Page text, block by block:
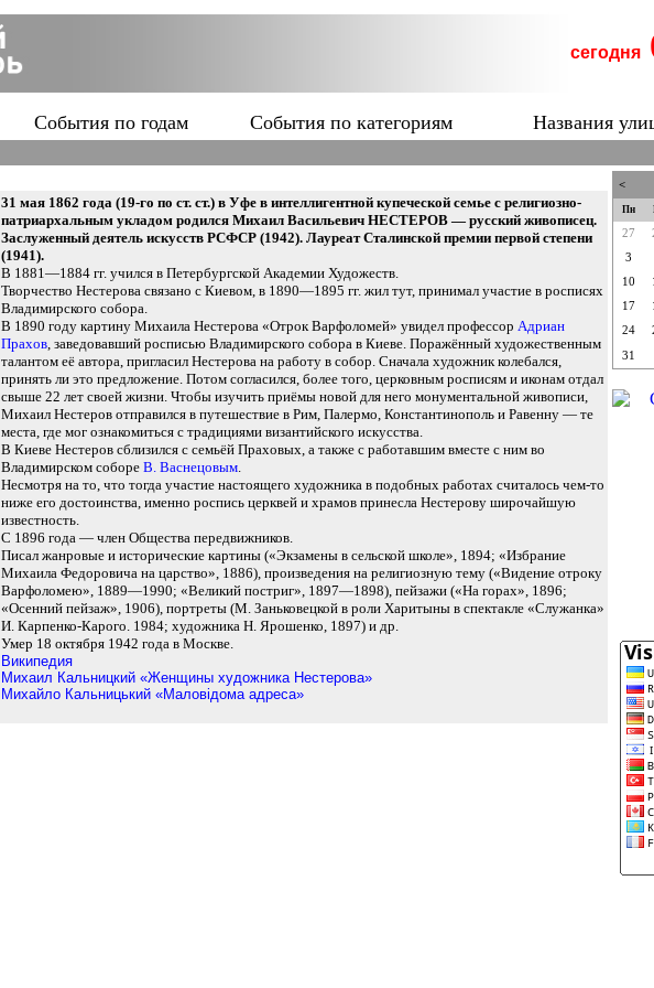
сегодня
События по годам События по категориям Названия
31 мая 1862 года (19-го по ст. ст.) в Уфе в интеллигентной купеческой семье с религиозно-
патриархальным укладом родился Михаил Васильевич НЕСТЕРОВ — русский живописец.
Заслуженный деятель искусств РСФСР (1942). Лауреат Сталинской премии первой степени
(1941).
В 1881—1884 гг. учился в Петербургской Академии Художеств.
Творчество Нестерова связано с Киевом, в 1890—1895 гг. жил тут, принимал участие в росписях
Владимирского собора.
В 1890 году картину Михаила Нестерова «Отрок Варфоломей» увидел профессор Адриан
Прахов, заведовавший росписью Владимирского собора в Киеве. Поражённый художественным
талантом её автора, пригласил Нестерова на работу в собор. Сначала художник колебался,
принять ли это предложение. Потом согласился, более того, церковным росписям и иконам отдал
свыше 22 лет своей жизни. Чтобы изучить приёмы новой для него монументальной живописи,
Михаил Нестеров отправился в путешествие в Рим, Палермо, Константинополь и Равенну — те
места, где мог ознакомиться с традициями византийского искусства.
В Киеве Нестеров сблизился с семьёй Праховых, а также с работавшим вместе с ним во
Владимирском соборе В. Васнецовым.
Несмотря на то, что тогда участие настоящего художника в подобных работах считалось чем-то
ниже его достоинства, именно роспись церквей и храмов принесла Нестерову широчайшую
известность.
С 1896 года — член Общества передвижников.
Писал жанровые и исторические картины («Экзамены в сельской школе», 1894; «Избрание
Михаила Федоровича на царство», 1886), произведения на религиозную тему («Видение отроку
Варфоломею», 1889—1990; «Великий постриг», 1897—1898), пейзажи («На горах», 1896;
«Осенний пейзаж», 1906), портреты (М. Заньковецкой в роли Харитыны в спектакле «Служанка»
И. Карпенко-Карого. 1984; художника Н. Ярошенко, 1897) и др.
Умер 18 октября 1942 года в Москве.
Википедия
Михаил Кальницкий «Женщины художника Нестерова»
Михайло Кальницький «Маловiдома адреса»
<
Пн
27
3
10
17
24
31